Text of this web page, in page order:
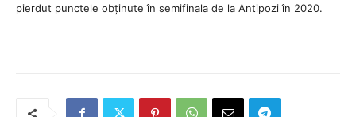
pierdut punctele obținute în semifinala de la Antipozi în 2020.